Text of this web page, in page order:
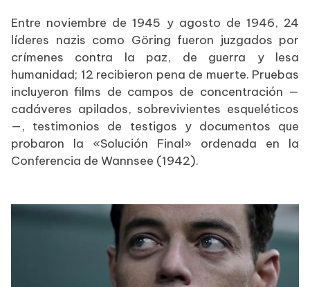
Entre noviembre de 1945 y agosto de 1946, 24
líderes nazis como Göring fueron juzgados por
crímenes contra la paz, de guerra y lesa
humanidad; 12 recibieron pena de muerte. Pruebas
incluyeron films de campos de concentración —
cadáveres apilados, sobrevivientes esqueléticos
—, testimonios de testigos y documentos que
probaron la «Solución Final» ordenada en la
Conferencia de Wannsee (1942).